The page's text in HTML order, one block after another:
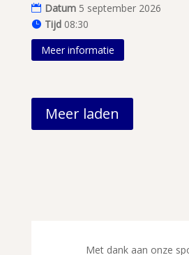
Datum 5 september 2026
Tijd 08:30
Meer informatie
Meer laden
Met dank aan onze